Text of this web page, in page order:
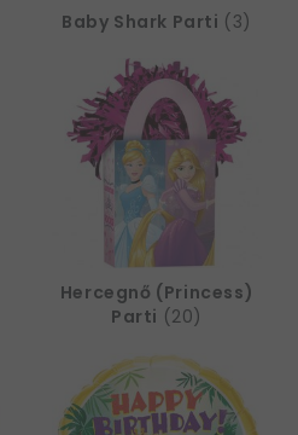
Baby Shark Parti (3)
Hercegnő (Princess)
Parti (20)